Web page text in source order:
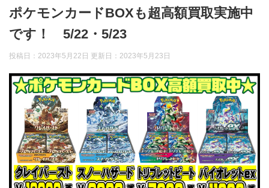
ポケモンカードBOXも超高額買取実施中
です！ 5/22・5/23
投稿日：2023年5月22日 更新日： 2023年5月23日